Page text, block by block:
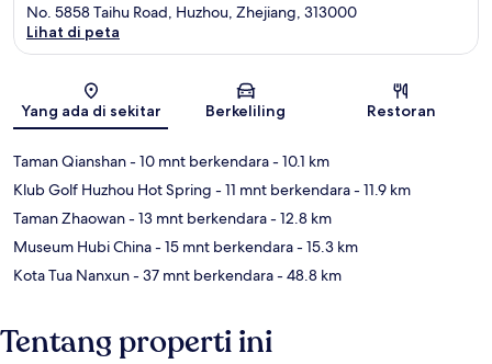
Peta
No. 5858 Taihu Road, Huzhou, Zhejiang, 313000
Lihat di peta
Yang ada di sekitar Berkeliling Restoran
Taman Qianshan- 10 mnt berkendara- 10.1 km
Klub Golf Huzhou Hot Spring - 11 mnt berkendara- 11.9 km
Taman Zhaowan- 13 mnt berkendara- 12.8 km
Museum Hubi China- 15 mnt berkendara- 15.3 km
Kota Tua Nanxun- 37 mnt berkendara- 48.8 km
Tentang properti ini